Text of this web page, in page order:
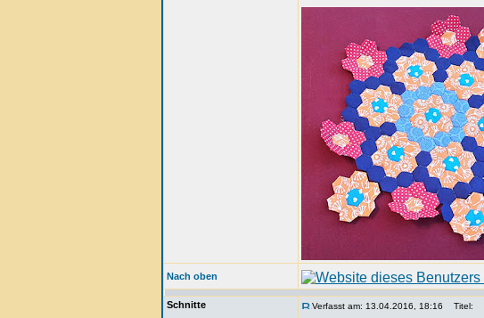
Nach oben
Schnitte Verfasst am: 13.04.2016, 18:16 Titel: